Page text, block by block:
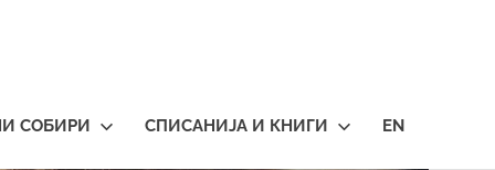
СОБИРИ СПИСАНИЈА И КНИГИ EN